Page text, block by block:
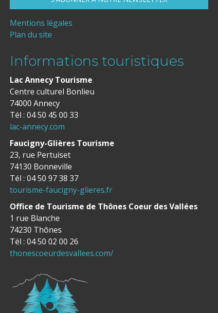
Mentions légales
Plan du site
Informations touristiques
Lac Annecy Tourisme
Centre culturel Bonlieu
74000 Annecy
Tél : 04 50 45 00 33
lac-annecy.com
Faucigny-Glières Tourisme
23, rue Pertuiset
74130 Bonneville
Tél : 04 50 97 38 37
tourisme-faucigny-glieres.fr
Office de Tourisme de Thônes Coeur des Vallées
1 rue Blanche
74230 Thônes
Tél : 04 50 02 00 26
thonescoeurdesvallees.com/